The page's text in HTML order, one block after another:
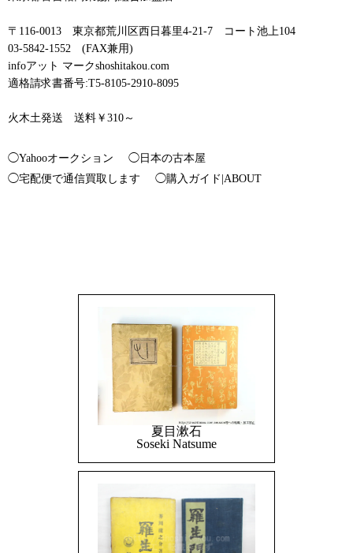
〒116-0013 東京都荒川区西日暮里4-21-7 コート池上104
03-5842-1552 (FAX兼用)
infoアット マークshoshitakou.com
適格請求書番号:T5-8105-2910-8095
火木土発送 送料￥310～
◯Yahooオークション
◯日本の古本屋
◯宅配便で通信買取します
◯購入ガイド|ABOUT
夏目漱石
Soseki Natsume